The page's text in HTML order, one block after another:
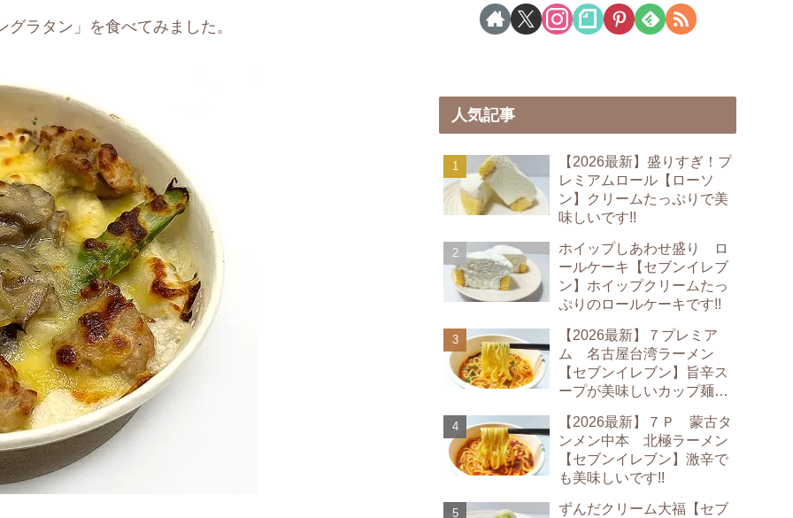
ラタン」を食べてみました。
人気記事
【2026最新】盛りすぎ！プ
レミアムロール【ローソ
ン】クリームたっぷりで美
味しいです!!
ホイップしあわせ盛り ロ
ールケーキ【セブンイレブ
ン】ホイップクリームたっ
ぷりのロールケーキです!!
【2026最新】７プレミア
ム 名古屋台湾ラーメン
【セブンイレブン】旨辛ス
ープが美味しいカップ麺で
【2026最新】７Ｐ 蒙古タ
ンメン中本 北極ラーメン
【セブンイレブン】激辛で
も美味しいです!!
ずんだクリーム大福【セブ